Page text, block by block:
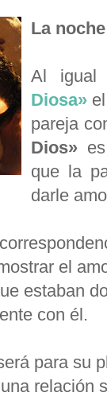
La
Al
Diosa»
pareja
Dios»
que la
darle
el
estaban
con él.
para su
relación